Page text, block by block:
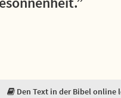
Den Text in der Bibel online